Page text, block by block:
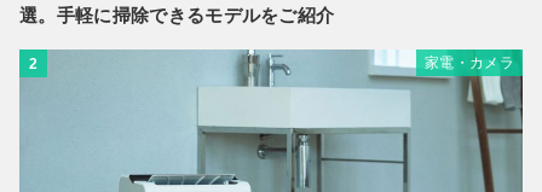
選。手軽に掃除できるモデルをご紹介
2 家電・カメラ